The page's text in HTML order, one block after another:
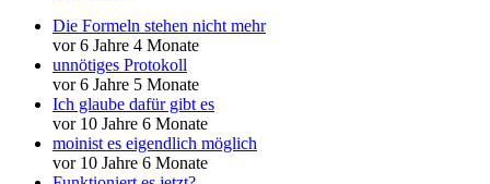
Die Formeln stehen nicht mehr
vor 6 Jahre 4 Monate
unnötiges Protokoll
vor 6 Jahre 5 Monate
Ich glaube dafür gibt es
vor 10 Jahre 6 Monate
moinist es eigendlich möglich
vor 10 Jahre 6 Monate